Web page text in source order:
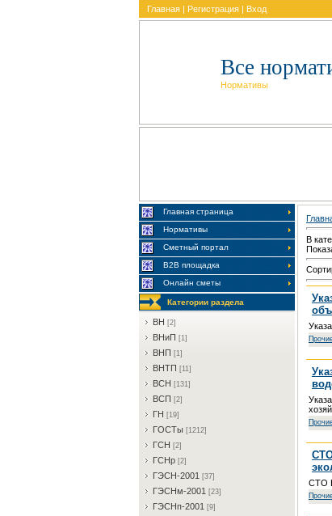
Главная | Регистрация | Вход
Все
Нормативы
Главная страница
Нормативы
Сметный портал
В2В площадка
Онлайн сметы
Категории раздела
BH [2]
BHиП [1]
BHП [1]
BHTП [11]
BCH [131]
BCП [2]
ГH [19]
ГOCTы [1212]
ГCH [2]
ГCHp [2]
ГЭCH-2001 [37]
ГЭCHм-2001 [23]
ГЭCHп-2001 [9]
В
СТО